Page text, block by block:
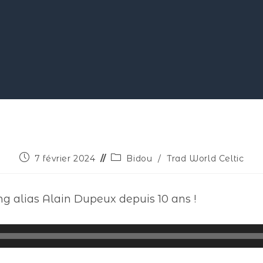
7 février 2024 Bidou / Trad World Celtic
alias Alain Dupeux depuis 10 ans !